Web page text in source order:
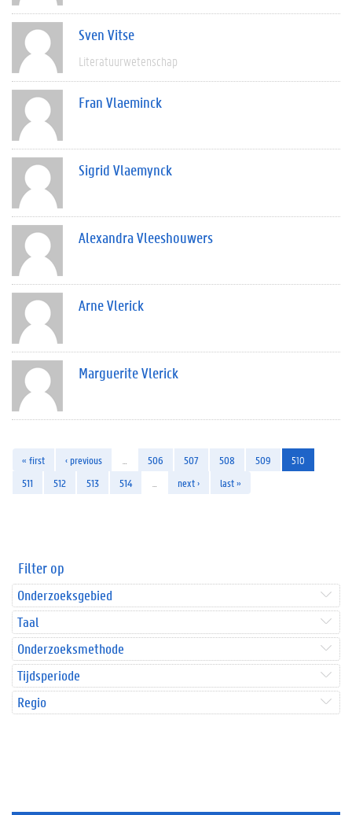
Sven Vitse
Literatuurwetenschap
Fran Vlaeminck
Sigrid Vlaemynck
Alexandra Vleeshouwers
Arne Vlerick
Marguerite Vlerick
« first ‹ previous 506 507 508 509
510
511
512 513 514 next › last »
Filter op
Onderzoeksgebied
Taal
Onderzoeksmethode
Tijdsperiode
Regio